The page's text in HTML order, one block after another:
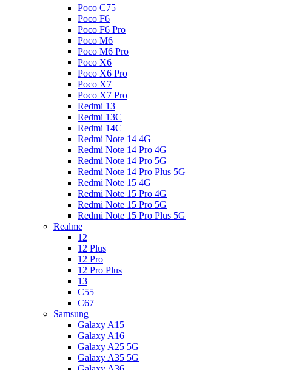
Poco C75
Poco F6
Poco F6 Pro
Poco M6
Poco M6 Pro
Poco X6
Poco X6 Pro
Poco X7
Poco X7 Pro
Redmi 13
Redmi 13C
Redmi 14C
Redmi Note 14 4G
Redmi Note 14 Pro 4G
Redmi Note 14 Pro 5G
Redmi Note 14 Pro Plus 5G
Redmi Note 15 4G
Redmi Note 15 Pro 4G
Redmi Note 15 Pro 5G
Redmi Note 15 Pro Plus 5G
Realme
12
12 Plus
12 Pro
12 Pro Plus
13
C55
C67
Samsung
Galaxy A15
Galaxy A16
Galaxy A25 5G
Galaxy A35 5G